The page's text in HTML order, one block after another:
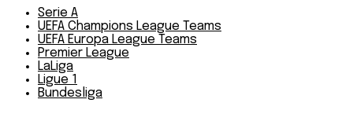
Serie A
UEFA Champions League Teams
UEFA Europa League Teams
Premier League
LaLiga
Ligue 1
Bundesliga